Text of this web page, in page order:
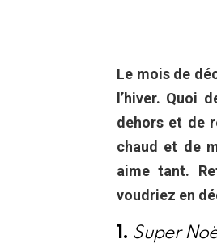
Le mois de
l’hiver. Quoi
dehors et de
chaud et de
aime tant.
voudriez en
1. Super